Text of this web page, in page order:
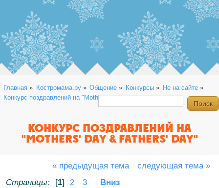
Главная » Костромама.ру» Общение » Конкурсы» Не на сайте»
Конкурс поздравлений на "Mothers' Day & Fathers' Day"
КОНКУРС ПОЗДРАВЛЕНИЙ НА
"MOTHERS' DAY & FATHERS' DAY"
« предыдущая тема
следующая тема »
Страницы:
[1] 2 3 Вниз